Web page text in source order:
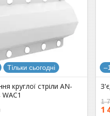
Тільки сьогодні
круглої стріли AN-
1
1